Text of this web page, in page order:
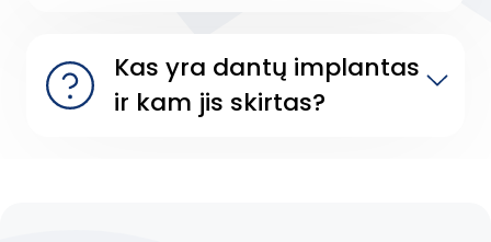
Kas yra dantų implantas
ir kam jis skirtas?